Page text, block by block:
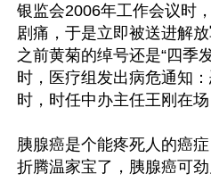
银监会2006年工作会议时
剧痛，于是立即被送进解
之前黄菊的绰号还是“四季
时，医疗组发出病危通知
时，时任中办主任王刚在场
胰腺癌是个能疼死人的癌
折腾温家宝了，胰腺癌可劲